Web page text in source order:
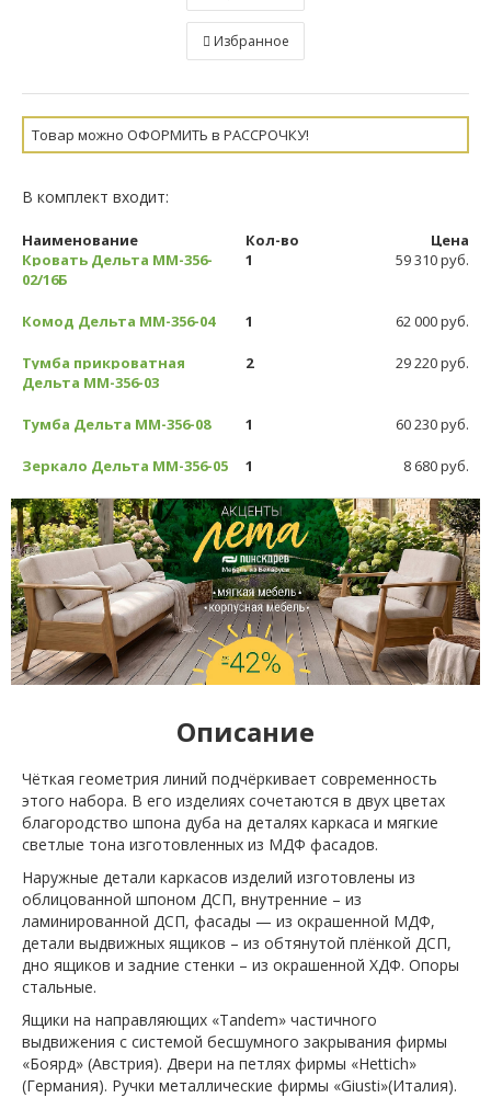
Избранное
Товар можно ОФОРМИТЬ в РАССРОЧКУ!
В комплект входит:
Наименование Кол-во
Цена
Кровать Дельта ММ-356-
02/16Б
1 59 310 руб.
Комод Дельта ММ-356-04 1 62 000 руб.
Тумба прикроватная
Дельта ММ-356-03
2 29 220 руб.
Тумба Дельта ММ-356-08 1 60 230 руб.
Зеркало Дельта ММ-356-05 1 8 680 руб.
Описание
Чёткая геометрия линий подчёркивает современность
этого набора. В его изделиях сочетаются в двух цветах
благородство шпона дуба на деталях каркаса и мягкие
светлые тона изготовленных из МДФ фасадов.
Наружные детали каркасов изделий изготовлены из
облицованной шпоном ДСП, внутренние – из
ламинированной ДСП, фасады — из окрашенной МДФ,
детали выдвижных ящиков – из обтянутой плёнкой ДСП,
дно ящиков и задние стенки – из окрашенной ХДФ. Опоры
стальные.
Ящики на направляющих «Tandem» частичного
выдвижения с системой бесшумного закрывания фирмы
«Боярд» (Австрия). Двери на петлях фирмы «Hettich»
(Германия). Ручки металлические фирмы «Giusti»(Италия).